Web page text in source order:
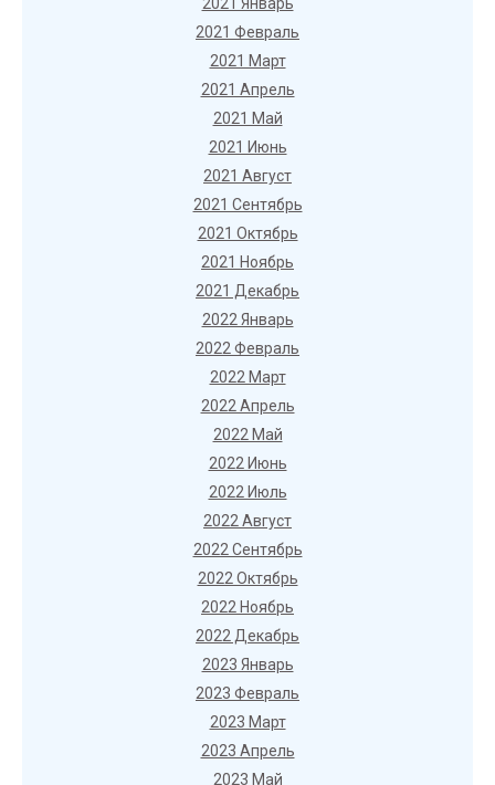
2021 Февраль
2021 Март
2021 Апрель
2021 Май
2021 Июнь
2021 Август
2021 Сентябрь
2021 Октябрь
2021 Ноябрь
2021 Декабрь
2022 Январь
2022 Февраль
2022 Март
2022 Апрель
2022 Май
2022 Июнь
2022 Июль
2022 Август
2022 Сентябрь
2022 Октябрь
2022 Ноябрь
2022 Декабрь
2023 Январь
2023 Февраль
2023 Март
2023 Апрель
2023 Май